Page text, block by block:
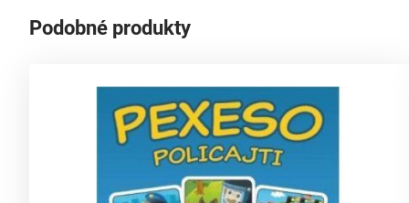
Podobné produkty